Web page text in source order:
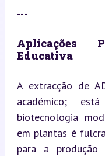
---
Aplicações
Educativa
A extracção de
académico;
biotecnologia
em plantas é
para a